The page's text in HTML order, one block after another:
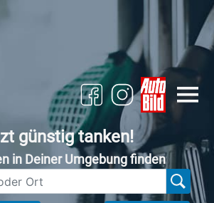
günstig tanken!
in Deiner Umgebung finden